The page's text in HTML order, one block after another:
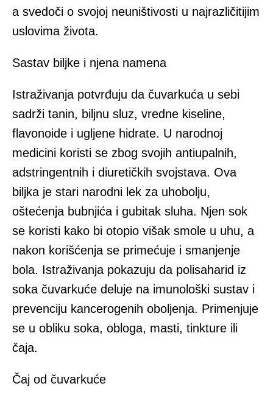
a svedoči o svojoj neuništivosti u najrazličitijim
uslovima života.
Sastav biljke i njena namena
Istraživanja potvrđuju da čuvarkuća u sebi
sadrži tanin, biljnu sluz, vredne kiseline,
flavonoide i ugljene hidrate. U narodnoj
medicini koristi se zbog svojih antiupalnih,
adstringentnih i diuretičkih svojstava. Ova
biljka je stari narodni lek za uhobolju,
oštećenja bubnjića i gubitak sluha. Njen sok
se koristi kako bi otopio višak smole u uhu, a
nakon korišćenja se primećuje i smanjenje
bola. Istraživanja pokazuju da polisaharid iz
soka čuvarkuće deluje na imunološki sustav i
prevenciju kancerogenih oboljenja. Primenjuje
se u obliku soka, obloga, masti, tinkture ili
čaja.
Čaj od čuvarkuće